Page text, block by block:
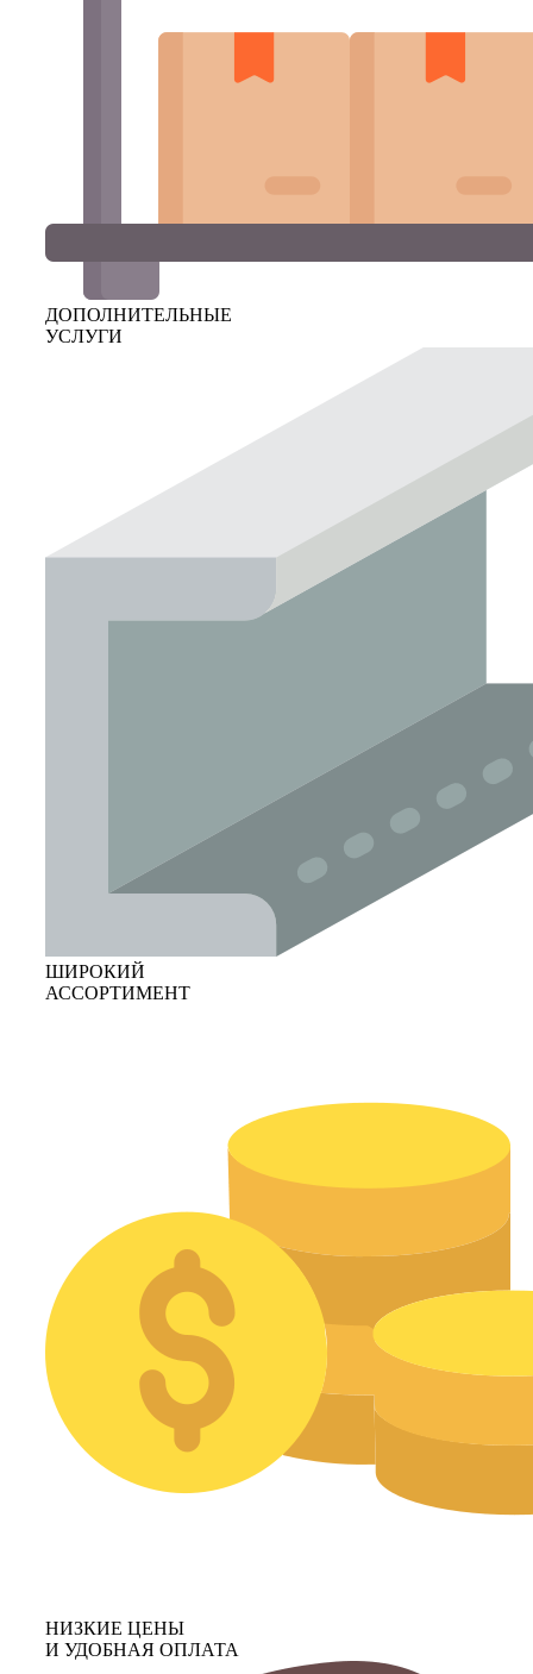
ДОПОЛНИТЕЛЬНЫЕ
УСЛУГИ
ШИРОКИЙ
АССОРТИМЕНТ
НИЗКИЕ ЦЕНЫ
И УДОБНАЯ ОПЛАТА